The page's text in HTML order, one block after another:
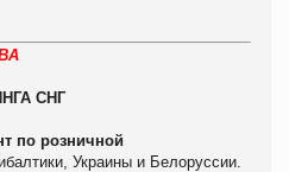
СНГ
по розничной
Украины и Белоруссии.